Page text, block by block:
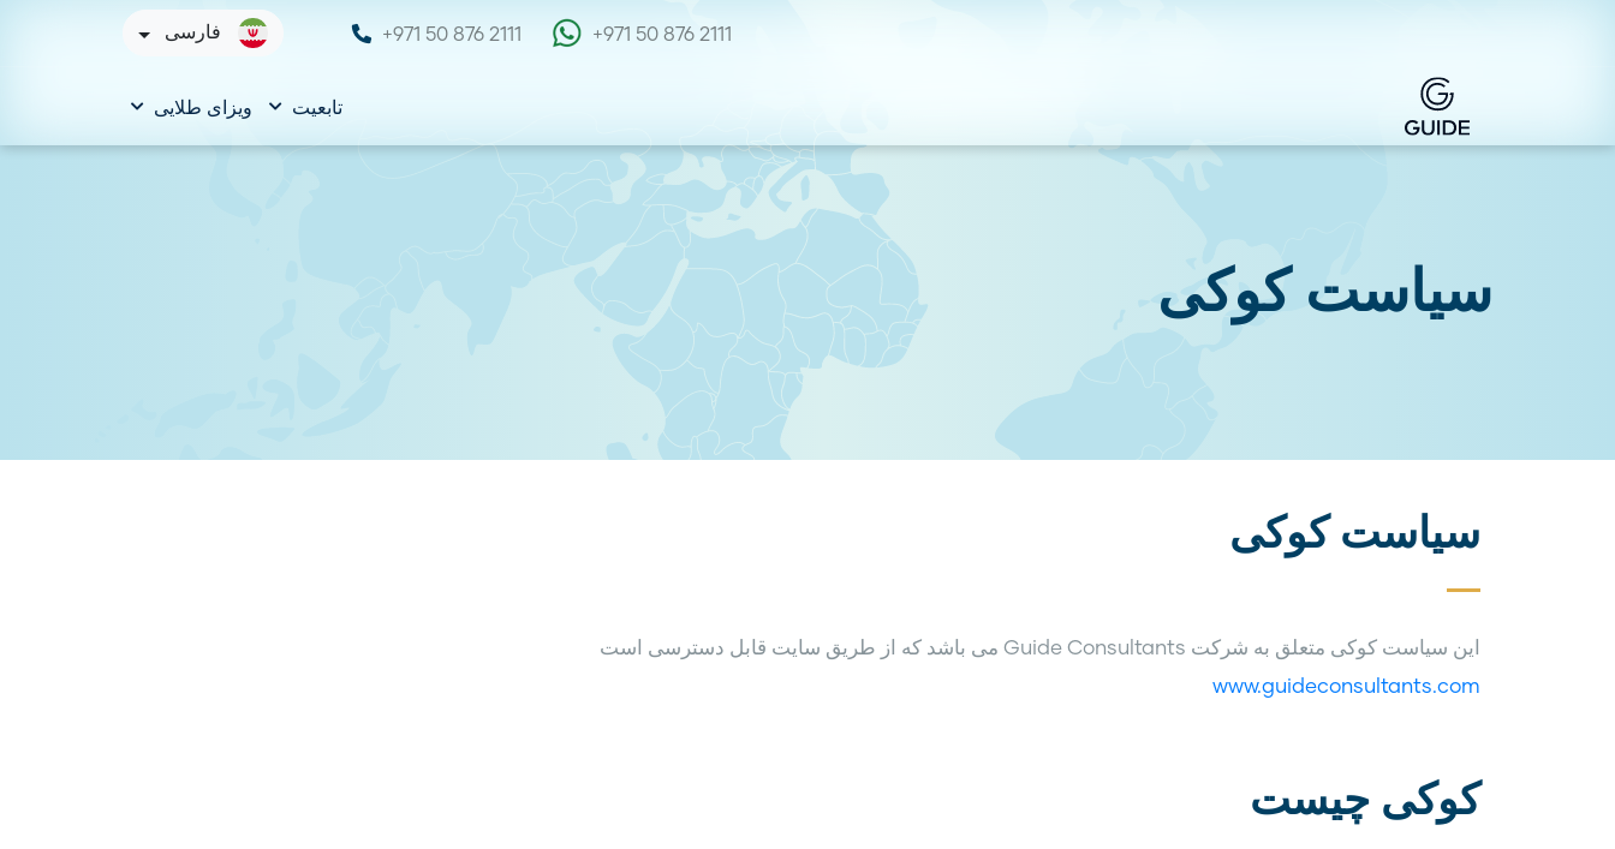
+971 50 876 2111
+971 50 876 2111 فارسی
تابعیت ویزای طلایی
سیاست کوکی
سیاست کوکی
این سیاست کوکی متعلق به شرکت Guide Consultants می باشد که از طریق سایت قابل دسترسی است
www.guideconsultants.com
کوکی چیست